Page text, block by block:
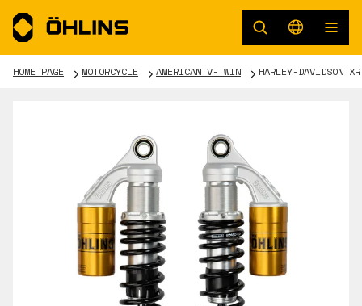
HOME PAGE MOTORCYCLE AMERICAN V-TWIN HARLEY-DAVIDSON